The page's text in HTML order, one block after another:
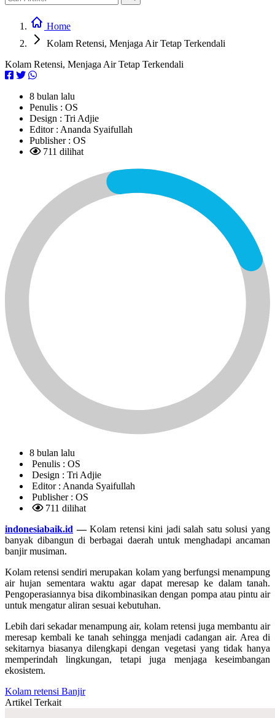
Home
Kolam Retensi, Menjaga Air Tetap Terkendali
Kolam Retensi, Menjaga Air Tetap Terkendali
8 bulan lalu
Penulis : OS
Design : Tri Adjie
Editor : Ananda Syaifullah
Publisher : OS
711 dilihat
8 bulan lalu
Penulis : OS
Design : Tri Adjie
Editor : Ananda Syaifullah
Publisher : OS
711 dilihat
indonesiabaik.id —Kolam retensi kini jadi salah satu solusi yang
banyak dibangun di berbagai daerah untuk menghadapi ancaman
banjir musiman.
Kolam retensi sendiri merupakan kolam yang berfungsi menampung
air hujan sementara waktu agar dapat meresap ke dalam tanah.
Pengoperasiannya bisa dikombinasikan dengan pompa atau pintu air
untuk mengatur aliran sesuai kebutuhan.
Lebih dari sekadar menampung air, kolam retensi juga membantu air
meresap kembali ke tanah sehingga menjadi cadangan air. Area di
sekitarnya biasanya dilengkapi dengan vegetasi yang tidak hanya
memperindah lingkungan, tetapi juga menjaga keseimbangan
ekosistem.
Kolam retensi Banjir
Artikel Terkait